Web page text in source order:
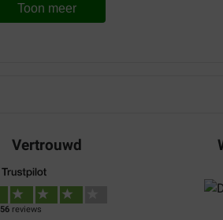
Ray
Kees Avé
Prima !!! Voor herhaling
Toon meer
Vertrouwd
reviews